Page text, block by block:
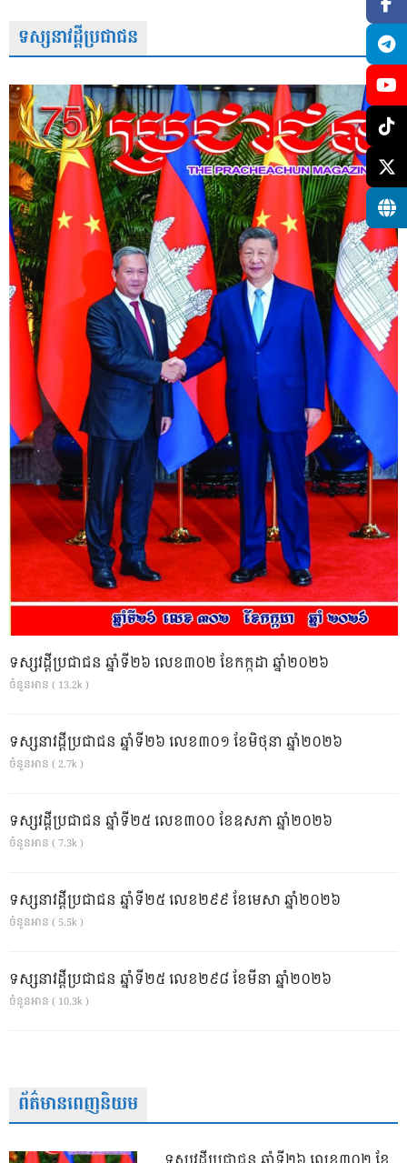
ទស្សនាវដ្តីប្រជាជន
ទស្សវដ្តីប្រជាជន ឆ្នាំទី២៦ លេខ៣០២ ខែកក្កដា ឆ្នាំ២០២៦
ចំនួនអាន ( 13.2k )
ទស្សនាវដ្ដីប្រជាជន ឆ្នាំទី២៦ លេខ៣០១ ខែមិថុនា ឆ្នាំ២០២៦
ចំនួនអាន ( 2.7k )
ទស្សវដ្តីប្រជាជន ឆ្នាំទី២៥ លេខ៣០០ ខែឧសភា ឆ្នាំ២០២៦
ចំនួនអាន ( 7.3k )
ទស្សនាវដ្ដីប្រជាជន ឆ្នាំទី២៥ លេខ២៩៩ ខែមេសា ឆ្នាំ២០២៦
ចំនួនអាន ( 5.5k )
ទស្សនាវដ្ដីប្រជាជន ឆ្នាំទី២៥ លេខ២៩៨ ខែមីនា ឆ្នាំ២០២៦
ចំនួនអាន ( 10.3k )
ព័ត៌មានពេញនិយម